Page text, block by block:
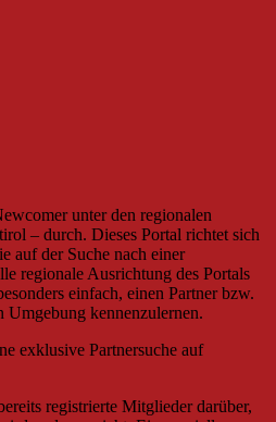
unter den regionalen
– durch. Dieses Portal richtet sich
auf der Suche nach einer
regionale Ausrichtung des Portals
einfach, einen Partner bzw.
Umgebung kennenzulernen.
exklusive Partnersuche auf
registrierte Mitglieder darüber,